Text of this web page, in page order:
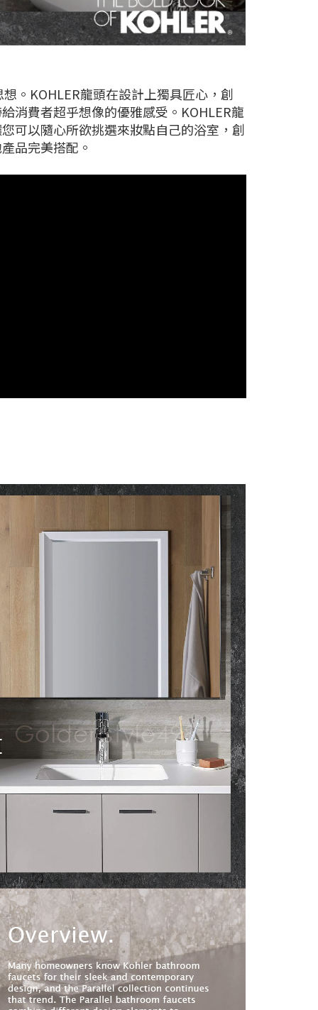
。KOHLER龍頭在設計上獨具匠心，創
消費者超乎想像的優雅感受。KOHLER龍
可以隨心所欲挑選來妝點自己的浴室，創
品完美搭配。